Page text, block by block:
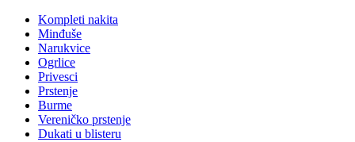
Kompleti nakita
Minđuše
Narukvice
Ogrlice
Privesci
Prstenje
Burme
Vereničko prstenje
Dukati u blisteru